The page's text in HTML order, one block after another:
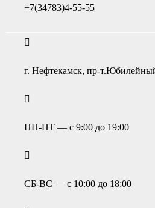
+7(34783)4-55-55
г. Нефтекамск, пр-
ПН-ПТ — с 9:00 до 19:00
СБ-ВС — с 10:00 до 18:00